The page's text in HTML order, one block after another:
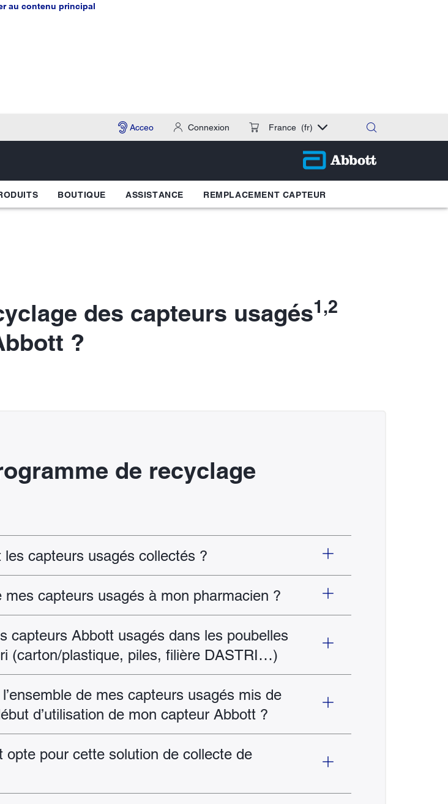
au contenu principal
Acceo Connexion France (fr)
BOUTIQUE ASSISTANCE REMPLACEMENT CAPTEUR
des capteurs usagés1,2
?
de recyclage
les capteurs usagés collectés ?
mes capteurs usagés à mon pharmacien ?
capteurs Abbott usagés dans les poubelles
(carton/plastique, piles, filière DASTRI…)
de mes capteurs usagés mis de
d’utilisation de mon capteur Abbott ?
opte pour cette solution de collecte de